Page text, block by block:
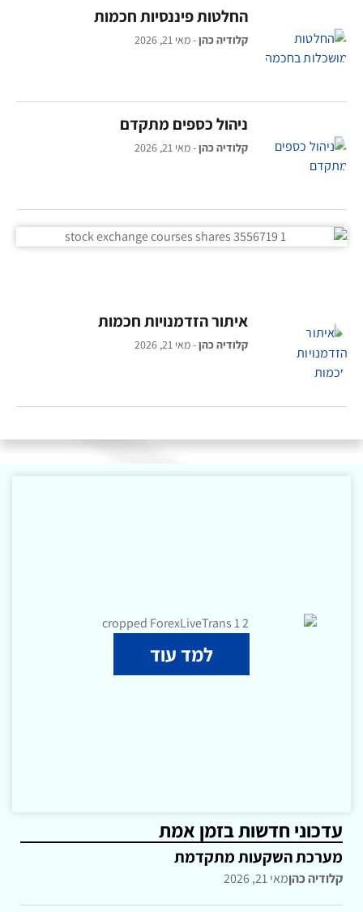
החלטות פיננסיות חכמות
קלודיה כהן מאי 21, 2026
ניהול כספים מתקדם
קלודיה כהן מאי 21, 2026
איתור הזדמנויות חכמות
קלודיה כהן מאי 21, 2026
למד עוד
עדכוני חדשות בזמן אמת
מערכת השקעות מתקדמת
קלודיה כהןמאי 21, 2026